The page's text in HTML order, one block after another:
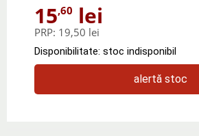
15,60 lei
PRP: 19,50 lei
Disponibilitate: stoc indisponibil
alertă stoc